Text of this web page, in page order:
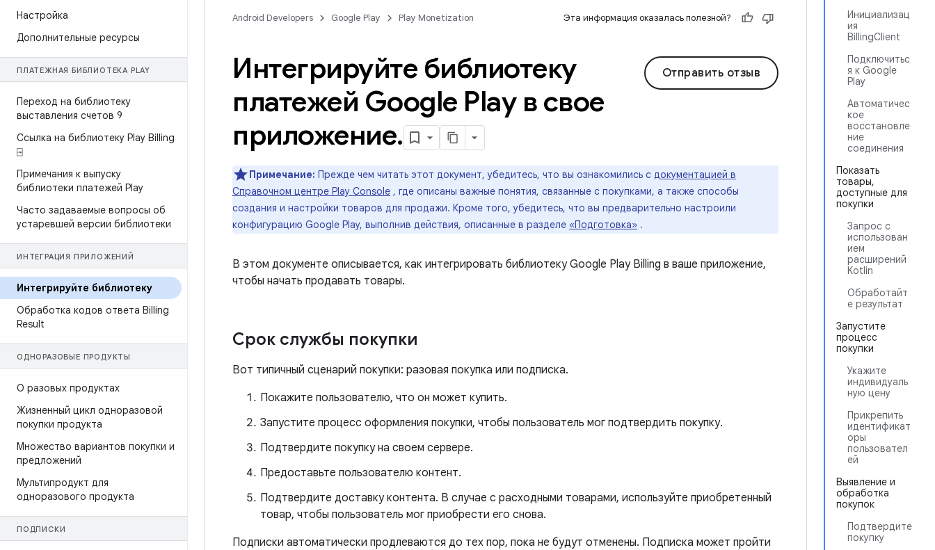
Настройка
Дополнительные ресурсы
ПЛАТЕЖНАЯ БИБЛИОТЕКА PLAY
Переход на библиотеку
выставления счетов 9
Ссылка на библиотеку Play Billing
⍈
Примечания к выпуску
библиотеки платежей Play
Часто задаваемые вопросы об
устаревшей версии библиотеки
ИНТЕГРАЦИЯ ПРИЛОЖЕНИЙ
Интегрируйте библиотеку
Обработка кодов ответа Billing
Result
ОДНОРАЗОВЫЕ ПРОДУКТЫ
О разовых продуктах
Жизненный цикл одноразовой
покупки продукта
Множество вариантов покупки и
предложений
Мультипродукт для
одноразового продукта
ПОДПИСКИ
Инициализац
ия
BillingClient
Подключитьс
я к Google
Play
Автоматичес
кое
восстановле
ние
соединения
Показать
товары,
доступные для
покупки
Запрос с
использован
ием
расширений
Kotlin
Обработайт
е результат
Запустите
процесс
покупки
Укажите
индивидуаль
ную цену
Прикрепить
идентификат
оры
пользовател
ей
Выявление и
обработка
покупок
Подтвердите
покупку
Android Developers Google Play Play Monetization Эта информация оказалась полезной?
Отправить отзыв
Интегрируйте библиотеку
платежей Google Play в свое
приложение.
Примечание: Прежде чем читать этот документ, убедитесь, что вы ознакомились с документацией в
Справочном центре Play Console , где описаны важные понятия, связанные с покупками, а также способы
создания и настройки товаров для продажи. Кроме того, убедитесь, что вы предварительно настроили
конфигурацию Google Play, выполнив действия, описанные в разделе «Подготовка» .
В этом документе описывается, как интегрировать библиотеку Google Play Billing в ваше приложение,
чтобы начать продавать товары.
Срок службы покупки
Вот типичный сценарий покупки: разовая покупка или подписка.
Покажите пользователю, что он может купить.
Запустите процесс оформления покупки, чтобы пользователь мог подтвердить покупку.
Подтвердите покупку на своем сервере.
Предоставьте пользователю контент.
Подтвердите доставку контента. В случае с расходными товарами, используйте приобретенный
товар, чтобы пользователь мог приобрести его снова.
Подписки автоматически продлеваются до тех пор, пока не будут отменены. Подписка может пройти